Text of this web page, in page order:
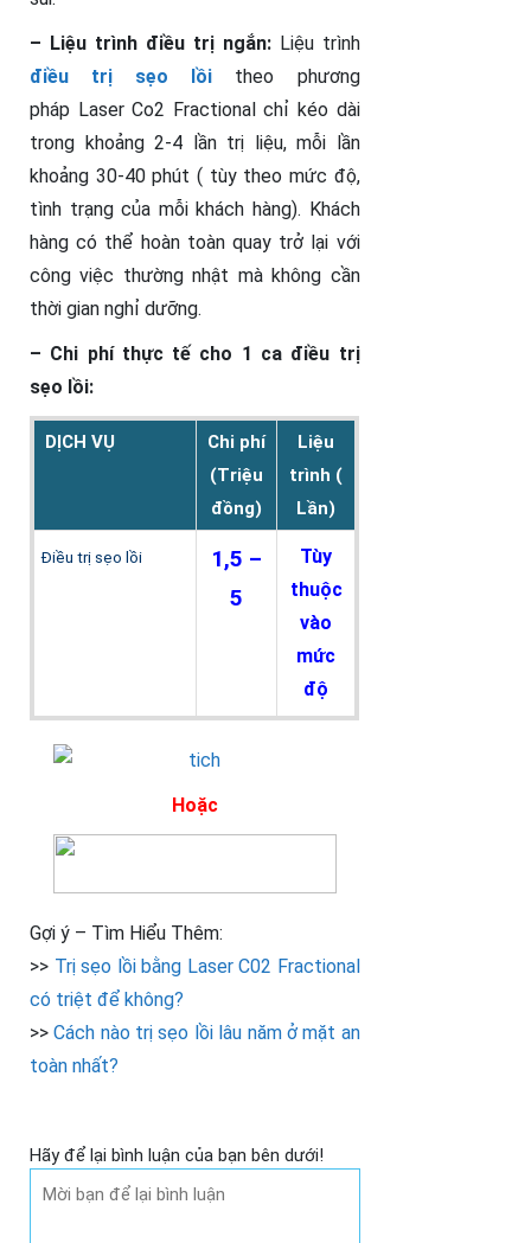
– Liệu trình điều trị ngắn: Liệu trình
điều trị sẹo lồi theo phương
pháp Laser Co2 Fractional chỉ kéo dài
trong khoảng 2-4 lần trị liệu, mỗi lần
khoảng 30-40 phút ( tùy theo mức độ,
tình trạng của mỗi khách hàng). Khách
hàng có thể hoàn toàn quay trở lại với
công việc thường nhật mà không cần
thời gian nghỉ dưỡng.
– Chi phí thực tế cho 1 ca điều trị
sẹo lồi:
DỊCH VỤ
Chi phí
(Triệu
đồng)
Liệu
trình (
Lần)
Điều trị sẹo lồi
1,5 –
5
Tùy
thuộc
vào
mức
độ
Hoặc
Gợi ý – Tìm Hiểu Thêm:
>> Trị sẹo lồi bằng Laser C02 Fractional
có triệt để không?
>>Cách nào trị sẹo lồi lâu năm ở mặt an
toàn nhất?
Hãy để lại bình luận của bạn bên dưới!